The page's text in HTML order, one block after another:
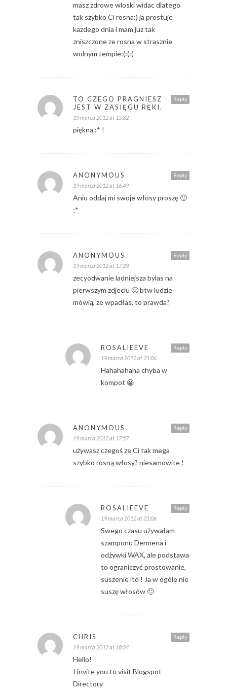
masz zdrowe wloski widac dlatego
tak szybko Ci rosna:) ja prostuje
kazdego dnia i mam juz tak
zniszczone ze rosna w strasznie
wolnym tempie:(:(:(
Reply
TO CZEGO PRAGNIESZ
JEST W ZASIĘGU RĘKI.
19 marca 2012 at 15:32
piękna :* !
Reply
ANONYMOUS
19 marca 2012 at 16:49
Aniu oddaj mi swoje włosy proszę 🙂
;*
Reply
ANONYMOUS
19 marca 2012 at 17:33
zecyodwanie ladniejsza bylas na
pierwszym zdjeciu 🙂 btw ludzie
mówią, ze wpadłas, to prawda?
Reply
ROSALIEEVE
19 marca 2012 at 21:06
Hahahahaha chyba w
kompot 😀
Reply
ANONYMOUS
19 marca 2012 at 17:57
używasz czegoś ze Ci tak mega
szybko rosną włosy? niesamowite !
Reply
ROSALIEEVE
19 marca 2012 at 21:06
Swego czasu używałam
szamponu Dermena i
odżywki WAX, ale podstawa
to ograniczyć prostowanie,
suszenie itd ! Ja w ogóle nie
suszę włosów 🙂
Reply
CHRIS
19 marca 2012 at 18:24
Hello!
I invite you to visit Blogspot
Directory